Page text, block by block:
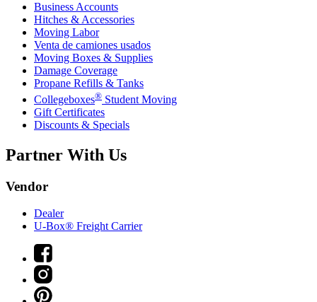
Business Accounts
Hitches & Accessories
Moving Labor
Venta de camiones usados
Moving Boxes & Supplies
Damage Coverage
Propane Refills & Tanks
Collegeboxes® Student Moving
Gift Certificates
Discounts & Specials
Partner With Us
Vendor
Dealer
U-Box® Freight Carrier